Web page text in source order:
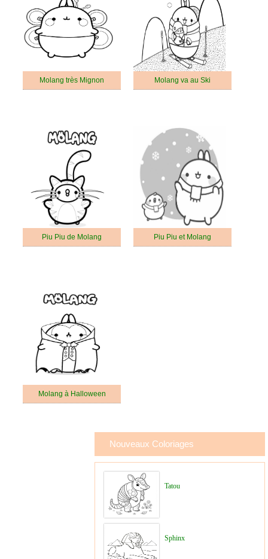
Molang très Mignon Molang va au Ski
Piu Piu de Molang Piu Piu et Molang
Molang à Halloween
Nouveaux Coloriages
Tatou
Sphinx